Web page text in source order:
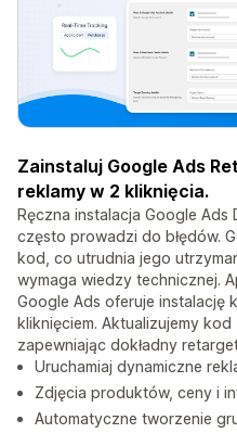
Zainstaluj Google Ads
reklamy w 2 kliknięcia.
Ręczna instalacja Google Ads
często prowadzi do błędów.
kod, co utrudnia jego
wymaga wiedzy technicznej.
Google Ads oferuje instalację
kliknięciem. Aktualizujemy
zapewniając dokładny
Uruchamiaj dynamiczne
Zdjęcia produktów, ceny i
Automatyczne tworzenie